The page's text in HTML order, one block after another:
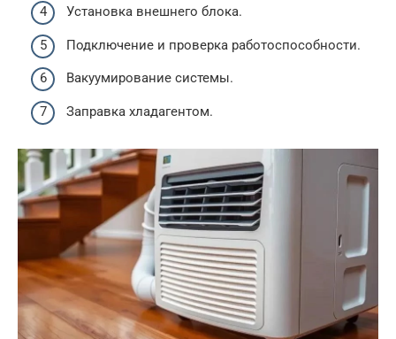
Установка внешнего блока.
Подключение и проверка работоспособности.
Вакуумирование системы.
Заправка хладагентом.